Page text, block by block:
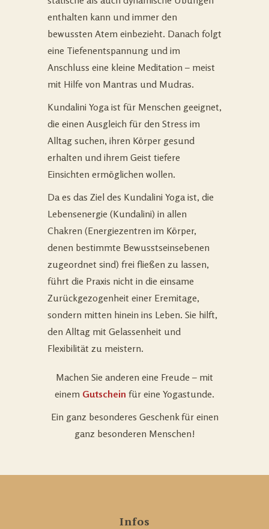
enthalten kann und immer den
bewussten Atem einbezieht. Danach folgt
eine Tiefenentspannung und im
Anschluss eine kleine Meditation – meist
mit Hilfe von Mantras und Mudras.
Kundalini Yoga ist für Menschen geeignet,
die einen Ausgleich für den Stress im
Alltag suchen, ihren Körper gesund
erhalten und ihrem Geist tiefere
Einsichten ermöglichen wollen.
Da es das Ziel des Kundalini Yoga ist, die
Lebensenergie (Kundalini) in allen
Chakren (Energiezentren im Körper,
denen bestimmte Bewusstseinsebenen
zugeordnet sind) frei fließen zu lassen,
führt die Praxis nicht in die einsame
Zurückgezogenheit einer Eremitage,
sondern mitten hinein ins Leben. Sie hilft,
den Alltag mit Gelassenheit und
Flexibilität zu meistern.
Machen Sie anderen eine Freude – mit
einem Gutschein für eine Yogastunde.
Ein ganz besonderes Geschenk für einen
ganz besonderen Menschen!
Infos